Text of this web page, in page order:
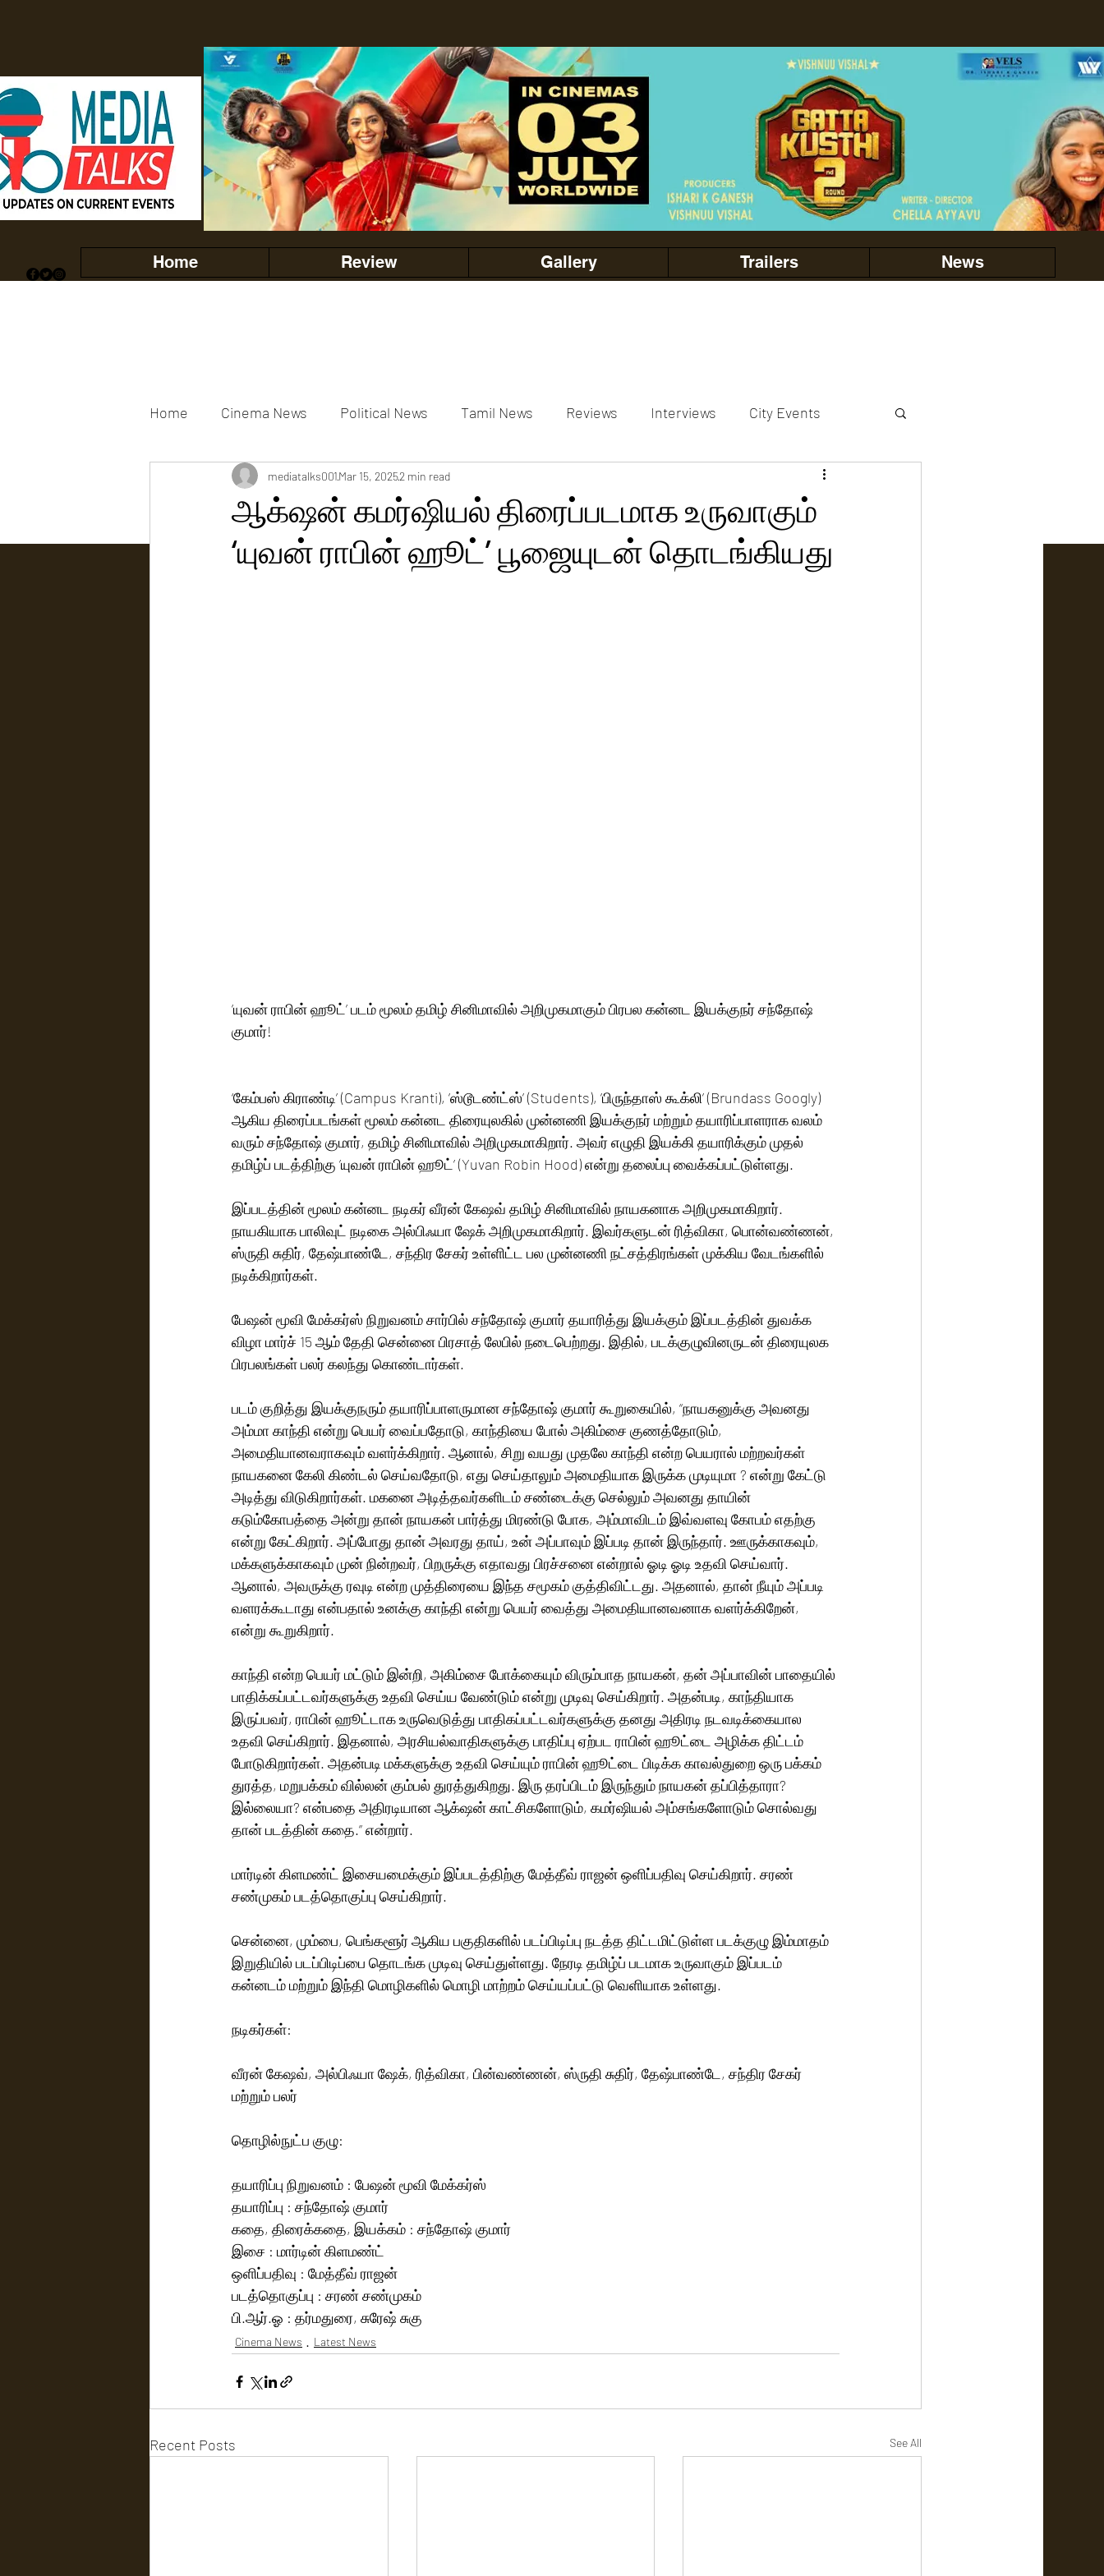
Home Review Gallery Trailers News
Home Cinema News Political News Tamil News Reviews Interviews City Events
Movies Gallery Actress Gallery Events Gallery actors gallery
Tv news
ஆக்‌ஷன் கமர்ஷியல் திரைப்படமாக உருவாகும்
‘யுவன் ராபின் ஹூட்’ பூஜையுடன் தொடங்கியது
mediatalks001Mar 15, 20252 min read
’யுவன் ராபின் ஹூட்’ படம் மூலம் தமிழ் சினிமாவில் அறிமுகமாகும் பிரபல கன்னட இயக்குநர் சந்தோஷ்
குமார்!
‘கேம்பஸ் கிராண்டி’ (Campus Kranti), ’ஸ்டூடண்ட்ஸ்’ (Students), ’பிருந்தாஸ் கூக்லி’ (Brundass Googly)
ஆகிய திரைப்படங்கள் மூலம் கன்னட திரையுலகில் முன்னணி இயக்குநர் மற்றும் தயாரிப்பாளராக வலம்
வரும் சந்தோஷ் குமார், தமிழ் சினிமாவில் அறிமுகமாகிறார். அவர் எழுதி இயக்கி தயாரிக்கும் முதல்
தமிழ்ப் படத்திற்கு ’யுவன் ராபின் ஹூட்’ (Yuvan Robin Hood) என்று தலைப்பு வைக்கப்பட்டுள்ளது.
இப்படத்தின் மூலம் கன்னட நடிகர் வீரன் கேஷவ் தமிழ் சினிமாவில் நாயகனாக அறிமுகமாகிறார்.
நாயகியாக பாலிவுட் நடிகை அல்பிஃயா ஷேக் அறிமுகமாகிறார். இவர்களுடன் ரித்விகா, பொன்வண்ணன்,
ஸ்ருதி சுதிர், தேஷ்பாண்டே, சந்திர சேகர் உள்ளிட்ட பல முன்னணி நட்சத்திரங்கள் முக்கிய வேடங்களில்
நடிக்கிறார்கள்.
பேஷன் மூவி மேக்கர்ஸ் நிறுவனம் சார்பில் சந்தோஷ் குமார் தயாரித்து இயக்கும் இப்படத்தின் துவக்க
விழா மார்ச் 15 ஆம் தேதி சென்னை பிரசாத் லேபில் நடைபெற்றது. இதில், படக்குழுவினருடன் திரையுலக
பிரபலங்கள் பலர் கலந்து கொண்டார்கள்.
படம் குறித்து இயக்குநரும் தயாரிப்பாளருமான சந்தோஷ் குமார் கூறுகையில், “நாயகனுக்கு அவனது
அம்மா காந்தி என்று பெயர் வைப்பதோடு, காந்தியை போல் அகிம்சை குணத்தோடும்,
அமைதியானவராகவும் வளர்க்கிறார். ஆனால், சிறு வயது முதலே காந்தி என்ற பெயரால் மற்றவர்கள்
நாயகனை கேலி கிண்டல் செய்வதோடு, எது செய்தாலும் அமைதியாக இருக்க முடியுமா ? என்று கேட்டு
அடித்து விடுகிறார்கள். மகனை அடித்தவர்களிடம் சண்டைக்கு செல்லும் அவனது தாயின்
கடும்கோபத்தை அன்று தான் நாயகன் பார்த்து மிரண்டு போக, அம்மாவிடம் இவ்வளவு கோபம் எதற்கு
என்று கேட்கிறார். அப்போது தான் அவரது தாய், உன் அப்பாவும் இப்படி தான் இருந்தார். ஊருக்காகவும்,
மக்களுக்காகவும் முன் நின்றவர், பிறருக்கு எதாவது பிரச்சனை என்றால் ஓடி ஓடி உதவி செய்வார்.
ஆனால், அவருக்கு ரவுடி என்ற முத்திரையை இந்த சமூகம் குத்திவிட்டது. அதனால், தான் நீயும் அப்படி
வளரக்கூடாது என்பதால் உனக்கு காந்தி என்று பெயர் வைத்து அமைதியானவனாக வளர்க்கிறேன்,
என்று கூறுகிறார்.
காந்தி என்ற பெயர் மட்டும் இன்றி, அகிம்சை போக்கையும் விரும்பாத நாயகன், தன் அப்பாவின் பாதையில்
பாதிக்கப்பட்டவர்களுக்கு உதவி செய்ய வேண்டும் என்று முடிவு செய்கிறார். அதன்படி, காந்தியாக
இருப்பவர், ராபின் ஹூட்டாக உருவெடுத்து பாதிகப்பட்டவர்களுக்கு தனது அதிரடி நடவடிக்கையால
உதவி செய்கிறார். இதனால், அரசியல்வாதிகளுக்கு பாதிப்பு ஏற்பட ராபின் ஹூட்டை அழிக்க திட்டம்
போடுகிறார்கள். அதன்படி மக்களுக்கு உதவி செய்யும் ராபின் ஹூட்டை பிடிக்க காவல்துறை ஒரு பக்கம்
துரத்த, மறுபக்கம் வில்லன் கும்பல் துரத்துகிறது. இரு தரப்பிடம் இருந்தும் நாயகன் தப்பித்தாரா?
இல்லையா? என்பதை அதிரடியான ஆக்‌ஷன் காட்சிகளோடும், கமர்ஷியல் அம்சங்களோடும் சொல்வது
தான் படத்தின் கதை.” என்றார்.
மார்டின் கிளமண்ட் இசையமைக்கும் இப்படத்திற்கு மேத்தீவ் ராஜன் ஒளிப்பதிவு செய்கிறார். சரண்
சண்முகம் படத்தொகுப்பு செய்கிறார்.
சென்னை, மும்பை, பெங்களூர் ஆகிய பகுதிகளில் படப்பிடிப்பு நடத்த திட்டமிட்டுள்ள படக்குழு இம்மாதம்
இறுதியில் படப்பிடிப்பை தொடங்க முடிவு செய்துள்ளது. நேரடி தமிழ்ப் படமாக உருவாகும் இப்படம்
கன்னடம் மற்றும் இந்தி மொழிகளில் மொழி மாற்றம் செய்யப்பட்டு வெளியாக உள்ளது.
நடிகர்கள்:
வீரன் கேஷவ், அல்பிஃயா ஷேக், ரித்விகா, பின்வண்ணன், ஸ்ருதி சுதிர், தேஷ்பாண்டே, சந்திர சேகர்
மற்றும் பலர்
தொழில்நுட்ப குழு:
தயாரிப்பு நிறுவனம் : பேஷன் மூவி மேக்கர்ஸ்
தயாரிப்பு : சந்தோஷ் குமார்
கதை, திரைக்கதை, இயக்கம் : சந்தோஷ் குமார்
இசை : மார்டின் கிளமண்ட்
ஒளிப்பதிவு : மேத்தீவ் ராஜன்
படத்தொகுப்பு : சரண் சண்முகம்
பி.ஆர்.ஓ : தர்மதுரை, சுரேஷ் சுகு
Cinema News Latest News
Recent Posts See All